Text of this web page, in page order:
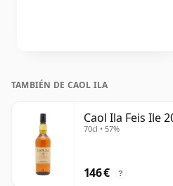
TAMBIÉN DE CAOL ILA
Caol Ila Feis Ile
70cl • 57%
146 € ?